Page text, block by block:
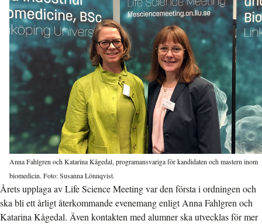
Anna Fahlgren och Katarina Kågedal, programansvariga för kandidaten och mastern inom
biomedicin. Foto: Susanna Lönnqvist.
Årets upplaga av Life Science Meeting var den första i ordningen och
ska bli ett årligt återkommande evenemang enligt Anna Fahlgren och
Katarina Kågedal. Även kontakten med alumner ska utvecklas för mer